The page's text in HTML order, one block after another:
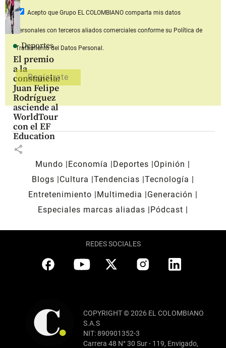
Deportes
El premio
a la
constancia:
Juan Felipe
Rodríguez
asciende al
WorldTour
con el EF
Education
share
Acepto que Grupo EL COLOMBIANOcomparta mis datos
personales con terceros aliados comerciales conforme su Política de
Tratamiento del Datos Personal.
Mundo Economía Deportes
Opinión
Blogs
Cultura Tendencias Tecnología
Entretenimiento
Multimedia
Generación
Especiales marcas aliadas
Pódcast
REDES SOCIALES
COPYRIGHT © 2026 EL COLOMBIANO
S.A.S
NIT: 890901352-3
Carrera 48 N° 30 Sur - 119, Envigado,